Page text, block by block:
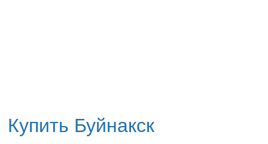
Купить Буйнакск